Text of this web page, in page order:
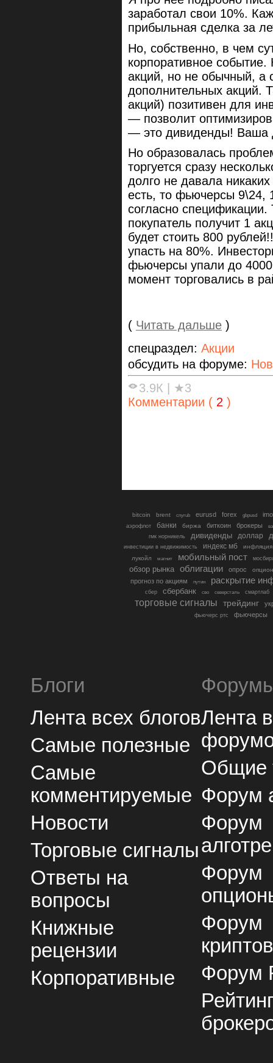
заработал свои 10%.
прибыльная сделка за
Но, собственно, в чем
корпоративное
акций, но не обычный, а
дополнительных акций.
акций) позитивен для
— позволит
— это дивиденды! Ваша
Но образовалась
торгуется сразу
долго не давала
есть, то фьючерсы 9\24,
согласно
покупатель получит 1
будет стоить 800
упасть на 80%.
фьючерсы упали до 4000
момент торговались в
( Читать дальше )
спецраздел: Акции
обсудить на форуме:
3.9К
★3
Комментарии ( 2 )
bitcoin brent cnyrub eurusd forex gbpusd
аэрофлот банки биржа биткоин брокеры
гмк норникель
дивиденды доллар
инвестиции в недвижимость индекс мб
инфляция
лукойл
магнит мобильный пост
обзор рынка облигации опрос
прогноз по акциям путин раскрытие
сбер сбербанк сво северсталь смартлаб
торговые сигналы трейдинг
фьючерс ртс фьючерсы
Блоги
Лента всех блогов
Самые полезные
Самые
комментируемые
Новости
Торговые сигналы
Ответы на
вопросы
Книжные
рецензии
Корпоративные
Лента
Общие
Форум
Форум
Форум
Форум
Форум